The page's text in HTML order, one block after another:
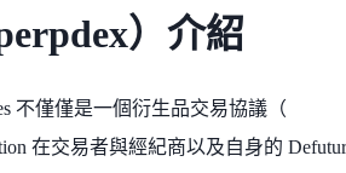
）介紹
不僅僅是一個衍生品交易協議（
在交易者與經紀商以及自身的